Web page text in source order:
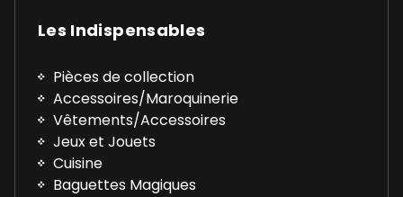
Les Indispensables
Pièces de collection
Accessoires/Maroquinerie
Vêtements/Accessoires
Jeux et Jouets
Cuisine
Baguettes Magiques